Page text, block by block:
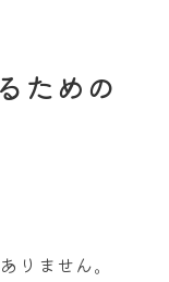
ための
りません。